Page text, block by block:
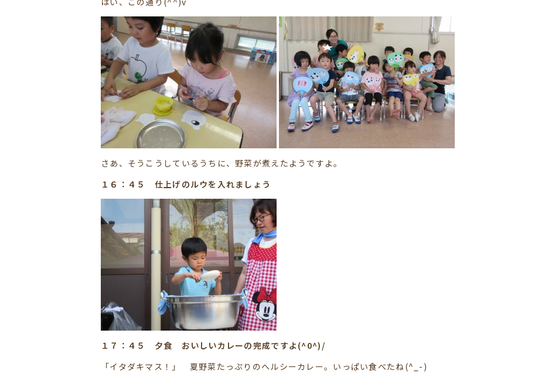
さあ、そうこうしているうちに、野菜が煮えたようですよ。
１６：４５ 仕上げのルウを入れましょう
１７：４５ 夕食 おいしいカレーの完成ですよ(^0^)/
「イタダキマス！」 夏野菜たっぷりのヘルシーカレー。いっぱい食べたね(^_-)